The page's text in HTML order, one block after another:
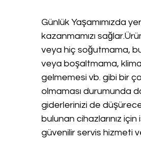
Günlük Yaşamımızda
kazanmamızı
veya hiç soğutmama,
veya boşaltmama,
gelmemesi vb. gibi bir
olmaması durumunda
giderlerinizi de
bulunan cihazlarınız
güvenilir servis hizmeti